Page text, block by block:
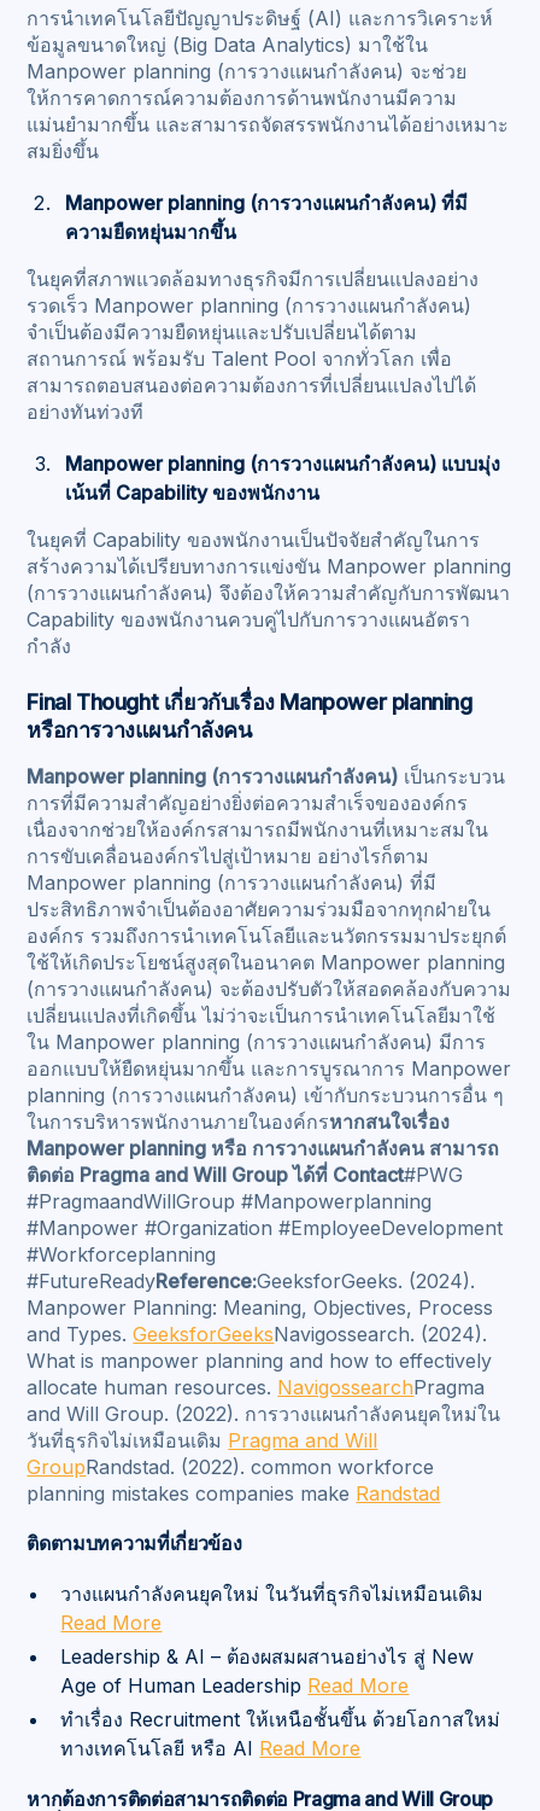
การนำเทคโนโลยีปัญญาประดิษฐ์ (AI) และการวิเคราะห์
ข้อมูลขนาดใหญ่ (Big Data Analytics) มาใช้ใน
Manpower planning (การวางแผนกำลังคน) จะช่วย
ให้การคาดการณ์ความต้องการด้านพนักงานมีความ
แม่นยำมากขึ้น และสามารถจัดสรรพนักงานได้อย่างเหมาะ
สมยิ่งขึ้น
Manpower planning (การวางแผนกำลังคน) ที่มี
ความยืดหยุ่นมากขึ้น
ในยุคที่สภาพแวดล้อมทางธุรกิจมีการเปลี่ยนแปลงอย่าง
รวดเร็ว Manpower planning (การวางแผนกำลังคน)
จำเป็นต้องมีความยืดหยุ่นและปรับเปลี่ยนได้ตาม
สถานการณ์ พร้อมรับ Talent Pool จากทั่วโลก เพื่อ
สามารถตอบสนองต่อความต้องการที่เปลี่ยนแปลงไปได้
อย่างทันท่วงที
Manpower planning (การวางแผนกำลังคน) แบบมุ่ง
เน้นที่ Capability ของพนักงาน
ในยุคที่ Capability ของพนักงานเป็นปัจจัยสำคัญในการ
สร้างความได้เปรียบทางการแข่งขัน Manpower planning
(การวางแผนกำลังคน) จึงต้องให้ความสำคัญกับการพัฒนา
Capability ของพนักงานควบคู่ไปกับการวางแผนอัตรา
กำลัง
Final Thought เกี่ยวกับเรื่อง Manpower planning
หรือการวางแผนกำลังคน
Manpower planning (การวางแผนกำลังคน) เป็นกระบวน
การที่มีความสำคัญอย่างยิ่งต่อความสำเร็จขององค์กร
เนื่องจากช่วยให้องค์กรสามารถมีพนักงานที่เหมาะสมใน
การขับเคลื่อนองค์กรไปสู่เป้าหมาย อย่างไรก็ตาม
Manpower planning (การวางแผนกำลังคน) ที่มี
ประสิทธิภาพจำเป็นต้องอาศัยความร่วมมือจากทุกฝ่ายใน
องค์กร รวมถึงการนำเทคโนโลยีและนวัตกรรมมาประยุกต์
ใช้ให้เกิดประโยชน์สูงสุดในอนาคต Manpower planning
(การวางแผนกำลังคน) จะต้องปรับตัวให้สอดคล้องกับความ
เปลี่ยนแปลงที่เกิดขึ้น ไม่ว่าจะเป็นการนำเทคโนโลยีมาใช้
ใน Manpower planning (การวางแผนกำลังคน) มีการ
ออกแบบให้ยืดหยุ่นมากขึ้น และการบูรณาการ Manpower
planning (การวางแผนกำลังคน) เข้ากับกระบวนการอื่น ๆ
ในการบริหารพนักงานภายในองค์กรหากสนใจเรื่อง
Manpower planning หรือ การวางแผนกำลังคน สามารถ
ติดต่อ Pragma and Will Group ได้ที่ Contact#PWG
#PragmaandWillGroup #Manpowerplanning
#Manpower #Organization #EmployeeDevelopment
#Workforceplanning
#FutureReadyReference:GeeksforGeeks. (2024).
Manpower Planning: Meaning, Objectives, Process
and Types.GeeksforGeeksNavigossearch. (2024).
What is manpower planning and how to effectively
allocate human resources. NavigossearchPragma
and Will Group. (2022). การวางแผนกำลังคนยุคใหม่ใน
วันที่ธุรกิจไม่เหมือนเดิม Pragma and Will
GroupRandstad. (2022). common workforce
planning mistakes companies make Randstad
ติดตามบทความที่เกี่ยวข้อง
วางแผนกำลังคนยุคใหม่ ในวันที่ธุรกิจไม่เหมือนเดิม
Read More
Leadership & AI – ต้องผสมผสานอย่างไร สู่ New
Age of Human Leadership Read More
ทำเรื่อง Recruitment ให้เหนือชั้นขึ้น ด้วยโอกาสใหม่
ทางเทคโนโลยี หรือ AI Read More
หากต้องการติดต่อสามารถติดต่อ Pragma and Will Group